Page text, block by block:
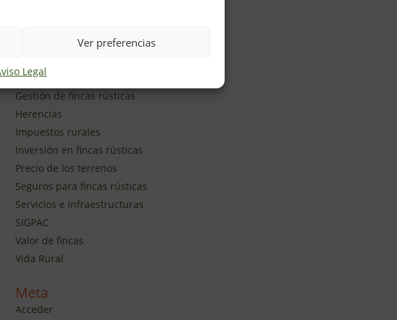
Ver preferencias
Legal
Ganaderia
Gestión de fincas rústicas
Herencias
Impuestos rurales
Inversión en fincas rústicas
Precio de los terrenos
Seguros para fincas rústicas
Servicios e infraestructuras
SIGPAC
Valor de fincas
Vida Rural
Meta
Acceder